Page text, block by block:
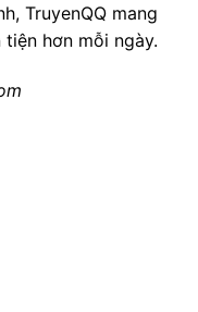
TruyenQQ mang
hơn mỗi ngày.